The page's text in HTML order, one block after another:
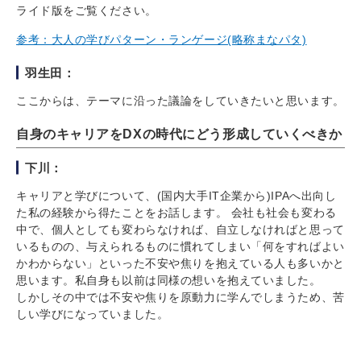
ライド版をご覧ください。
参考：大人の学びパターン・ランゲージ(略称まなパタ)
羽生田：
ここからは、テーマに沿った議論をしていきたいと思います。
自身のキャリアをDXの時代にどう形成していくべきか
下川：
キャリアと学びについて、(国内大手IT企業から)IPAへ出向し
た私の経験から得たことをお話します。 会社も社会も変わる
中で、個人としても変わらなければ、自立しなければと思って
いるものの、与えられるものに慣れてしまい「何をすればよい
かわからない」といった不安や焦りを抱えている人も多いかと
思います。私自身も以前は同様の想いを抱えていました。
しかしその中では不安や焦りを原動力に学んでしまうため、苦
しい学びになっていました。